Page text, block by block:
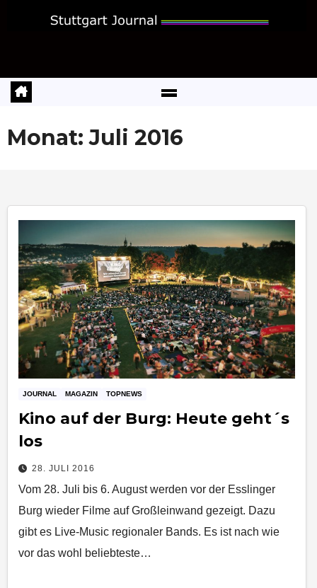
Monat:Juli 2016
JOURNAL MAGAZIN TOPNEWS
Kino auf der Burg: Heute geht´s
los
28. JULI 2016
Vom 28. Juli bis 6. August werden vor der Esslinger
Burg wieder Filme auf Großleinwand gezeigt. Dazu
gibt es Live-Music regionaler Bands. Es ist nach wie
vor das wohl beliebteste…